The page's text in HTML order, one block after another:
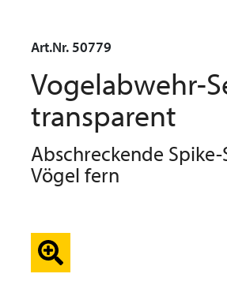
Art.Nr. 50779
Vogelabwehr-
transparent
Abschreckende
Vögel fern